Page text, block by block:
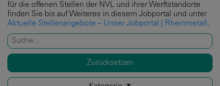
für die offenen Stellen der NVL und ihrer Werftstandorte
finden Sie bis auf Weiteres in diesem Jobportal und unter
Aktuelle Stellenangebote – Unser Jobportal | Rheinmetall .
Zurücksetzen